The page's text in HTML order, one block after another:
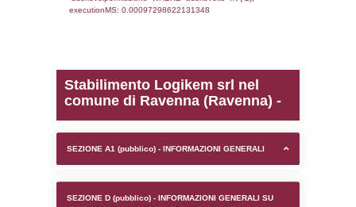
sql: SELECT `userlevelid`, `userlevelname`
0.00019097328186035
sql: SELECT `tablename`, `userlevelid`,
`userlevelpermissions` WHERE `userlevelid`
executionMS: 0.00097298622131348